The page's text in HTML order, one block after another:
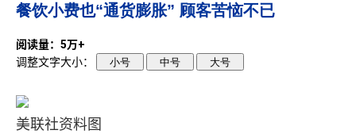
餐饮小费也“通货膨胀” 顾客苦恼不已
阅读量：5万+
调整文字大小：
小号 中号 大号
美联社资料图